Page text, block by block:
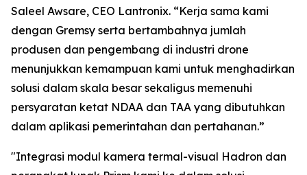
Saleel Awsare, CEO Lantronix. “Kerja sama kami
dengan Gremsy serta bertambahnya jumlah
produsen dan pengembang di industri drone
menunjukkan kemampuan kami untuk menghadirkan
solusi dalam skala besar sekaligus memenuhi
persyaratan ketat NDAA dan TAA yang dibutuhkan
dalam aplikasi pemerintahan dan pertahanan.”
"Integrasi modul kamera termal-visual Hadron dan